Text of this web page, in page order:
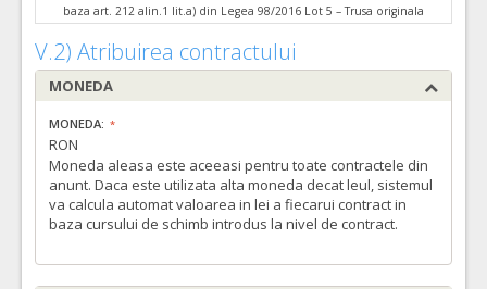
Cant min si max a acordului cadru, este specificata in caietul de sarcini, al prezentei documentatii.
COD CPV:
33157000-5 Oxigenoterapie si asistenta respiratorie (Rev.2)
VALOAREA ESTIMATA FARA
18.200,00 - 873.600,00 Leu
ATRIBUIT
6. Obturator bronsic pentru ventilatie de plaman unic
COD CPV: 33141641-5 Sonde (Rev.2)
baza art. 212 alin.1 lit.a) din Legea 98/2016 Lot 5 – Trusa originala
depuse numai oferte inacceptabile/neconforme.
17. Masti faciale pentru balon ventilatie Nou nascut
Data anularii:
Motivul anularii: Lotul a fost anulat administrativ
Data anularii:19.08.2024
V.2) Atribuirea contractului
MONEDA
MONEDA:
RON
Moneda aleasa este aceeasi pentru toate contractele din
anunt. Daca este utilizata alta moneda decat leul, sistemul
va calcula automat valoarea in lei a fiecarui contract in
baza cursului de schimb introdus la nivel de contract.